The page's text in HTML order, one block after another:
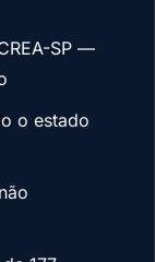
SP —
o estado